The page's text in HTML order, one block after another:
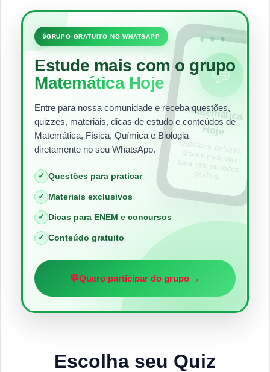
•••
🔒GRUPO GRATUITO NO WHATSAPP
Estude mais com o grupo
Matemática Hoje
Entre para nossa comunidade e receba questões,
quizzes, materiais, dicas de estudo e conteúdos de
Matemática, Física, Química e Biologia
diretamente no seu WhatsApp.
✓ Questões para praticar
✓ Materiais exclusivos
✓ Dicas para ENEM e concursos
✓ Conteúdo gratuito
💬Quero participar do grupo→
💬
Matem
ática
Hoje
Questões, quizzes,
dicas e materiais
para estudar todos
os dias.
Escolha seu Quiz